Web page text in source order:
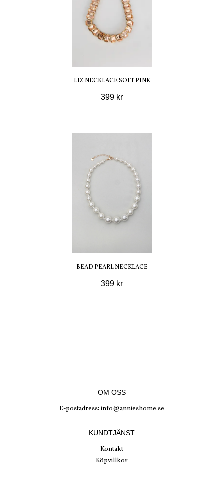
LIZ NECKLACE SOFT PINK
399 kr
BEAD PEARL NECKLACE
399 kr
OM OSS
E-postadress: info@annieshome.se
KUNDTJÄNST
Kontakt
Köpvillkor